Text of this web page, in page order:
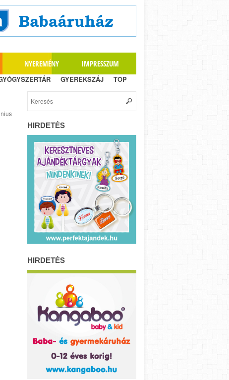
NYEREMÉNY IMPRESSZUM
GYEREKSZÁJ TOP
HIRDETÉS
HIRDETÉS